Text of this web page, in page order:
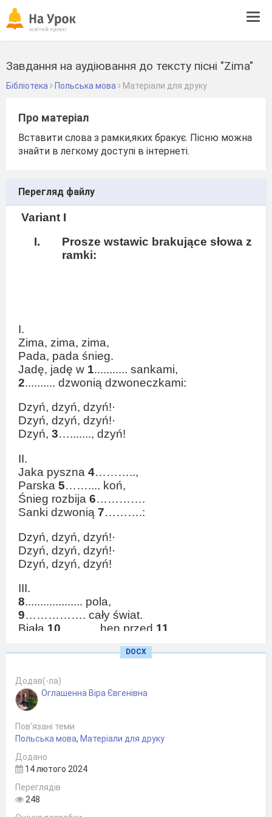
Завдання на аудіювання до тексту пісні "Zima"
Бібліотека Польська мова Матеріали для друку
Про матеріал
Вставити слова з рамки,яких бракує. Пісню можна
знайти в легкому доступі в інтернеті.
Перегляд файлу
Variant I
Prosze wstawic brakujące słowa z
ramki:
I.
Zima, zima, zima,
Pada, pada śnieg.
Jadę, jadę w 1........... sankami,
2.......... dzwonią dzwoneczkami:
Dzyń, dzyń, dzyń!·
Dzyń, dzyń, dzyń!·
Dzyń, 3…......., dzyń!
II.
Jaka pyszna 4………..,
Parska 5…….... koń,
Śnieg rozbija 6………….
Sanki dzwonią 7……….:
Dzyń, dzyń, dzyń!·
Dzyń, dzyń, dzyń!·
Dzyń, dzyń, dzyń!
III.
8................... pola,
9……………. cały świat.
Biała 10 ............ hen przed 11
Prosze wstawic brakujące słowa z
Zima, zima, zima,
Pada, pada
DOCX
Додав(-ла)
Оглашенна Віра Євгенівна
Пов’язані теми
Польська мова, Матеріали для друку
Додано
14 лютого 2024
Переглядів
248